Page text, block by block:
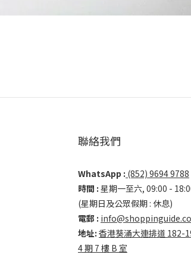
聯絡我們
WhatsApp : (852) 9694 9788
時間 : 星期一至六, 09:00 -
(星期日及公眾假期 : 休息)
電郵 :
地址: 香港葵涌大連排道 182-
4 期 7 樓 B 室